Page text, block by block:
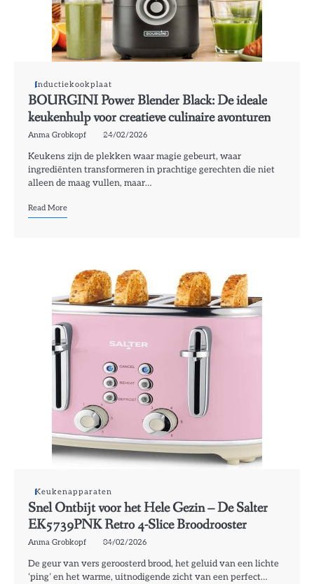
Inductiekookplaat
BOURGINI Power Blender Black: De ideale
keukenhulp voor creatieve culinaire avonturen
Anma Grobkopf 24/02/2026
Keukens zijn de plekken waar magie gebeurt, waar
ingrediënten transformeren in prachtige gerechten die niet
alleen de maag vullen, maar…
Read More
Keukenapparaten
Snel Ontbijt voor het Hele Gezin – De Salter
EK5739PNK Retro 4-Slice Broodrooster
Anma Grobkopf 04/02/2026
De geur van vers geroosterd brood, het geluid van een lichte
‘ping’ en het warme, uitnodigende zicht van een perfect…